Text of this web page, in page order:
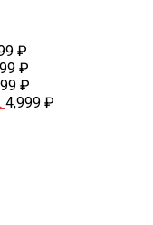
₽
₽
₽
4,999 ₽